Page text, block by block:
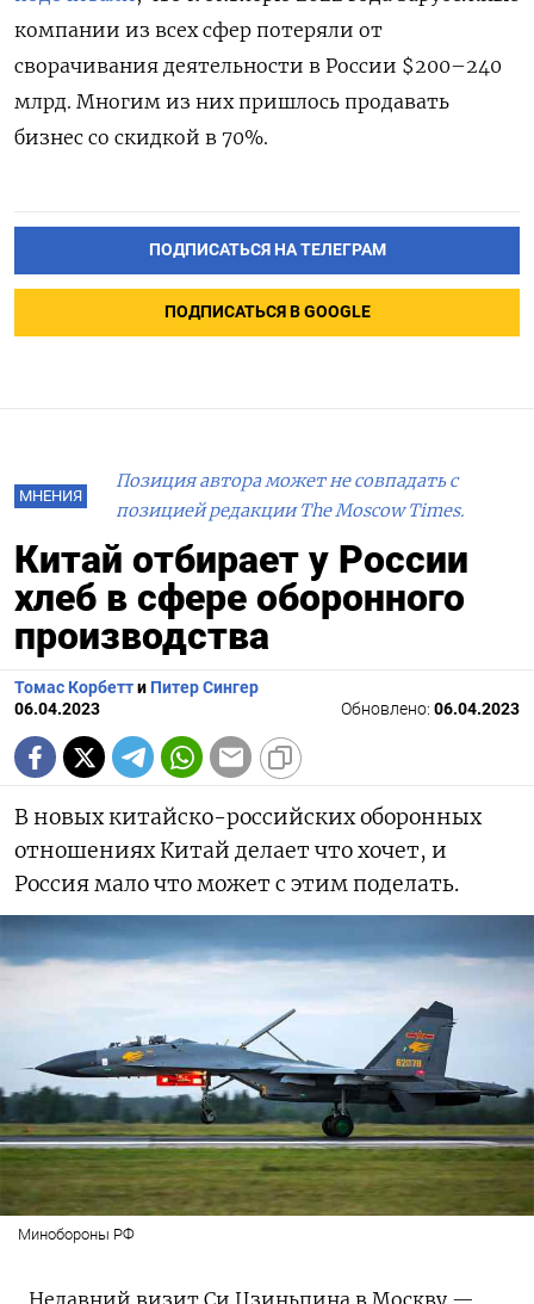
компании из всех сфер потеряли от
сворачивания деятельности в России $200–240
млрд. Многим из них пришлось продавать
бизнес со скидкой в 70%.
ПОДПИСАТЬСЯ НА ТЕЛЕГРАМ
ПОДПИСАТЬСЯ В GOOGLE
МНЕНИЯ
Позиция автора может не совпадать с
позицией редакции The Moscow Times.
Китай отбирает у России
хлеб в сфере оборонного
производства
Томас Корбетти Питер Сингер
06.04.2023
Обновлено: 06.04.2023
В новых китайско-российских оборонных
отношениях Китай делает что хочет, и
Россия мало что может с этим поделать.
Минобороны РФ